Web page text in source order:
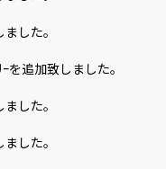
した。
を追加致しました。
した。
した。